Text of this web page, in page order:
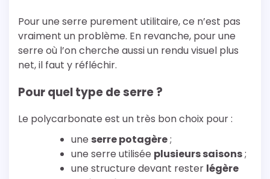
Pour une serre purement utilitaire, ce n’est pas
vraiment un problème. En revanche, pour une
serre où l’on cherche aussi un rendu visuel plus
net, il faut y réfléchir.
Pour quel type de serre ?
Le polycarbonate est un très bon choix pour :
une serre potagère;
une serre utilisée plusieurs saisons;
une structure devant rester légère